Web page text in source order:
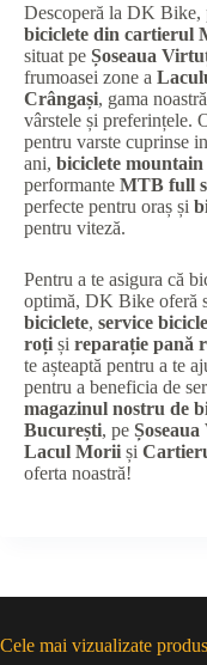
Descoperă la DK Bike,
biciclete din cartierul
situat pe Șoseaua
frumoasei zone a
Crângași, gama
vârstele și preferințele.
pentru varste cuprinse
ani, biciclete
performante MTB full
perfecte pentru oraș și
pentru viteză.
Pentru a te asigura că
optimă, DK Bike oferă
biciclete, service
roți și reparație pană
te așteaptă pentru a te
pentru a beneficia de
magazinul nostru de
București, pe
Lacul Morii și
oferta noastră!
Cele mai vizualizate